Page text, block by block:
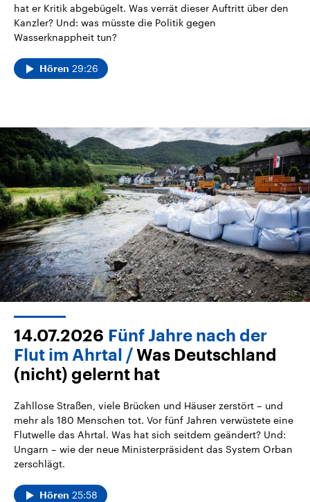
hat er Kritik abgebügelt. Was verrät dieser Auftritt über den
Kanzler? Und: was müsste die Politik gegen
Wasserknappheit tun?
Hören 29:26
14.07.2026 Fünf Jahre nach der
Flut im Ahrtal
Was Deutschland
(nicht) gelernt hat
Zahllose Straßen, viele Brücken und Häuser zerstört – und
mehr als 180 Menschen tot. Vor fünf Jahren verwüstete eine
Flutwelle das Ahrtal. Was hat sich seitdem geändert? Und:
Ungarn – wie der neue Ministerpräsident das System Orban
zerschlägt.
Hören 25:58